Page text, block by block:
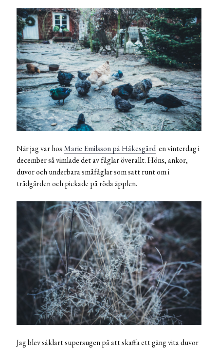
När jag var hosMarie Emilsson på Håkesgården vinterdag i
december så vimlade det av fåglar överallt. Höns, ankor,
duvor och underbara småfåglar som satt runt om i
trädgården och pickade på röda äpplen.
Jag blev såklart supersugen på att skaffa ett gäng vita duvor